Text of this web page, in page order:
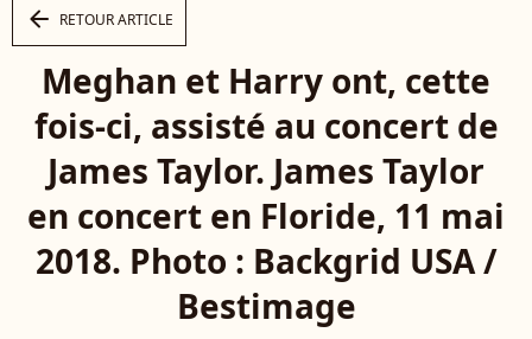
arrow_left RETOUR ARTICLE
Meghan et Harry ont, cette
fois-ci, assisté au concert de
James Taylor. James Taylor
en concert en Floride, 11 mai
2018. Photo : Backgrid USA /
Bestimage